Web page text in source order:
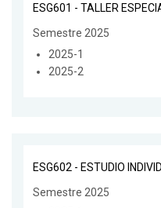
ESG601 - TALLER
Semestre 2025
2025-1
2025-2
ESG602 - ESTUDIO
Semestre 2025